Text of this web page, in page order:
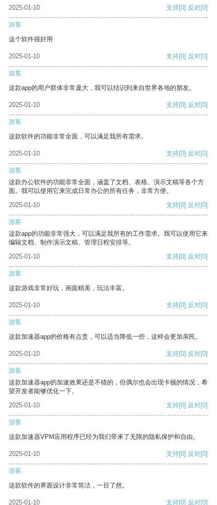
2025-01-10 支持[0] 反对[0]
游客
这个软件很好用
2025-01-10 支持[0] 反对[0]
游客
这款app的用户群体非常庞大，我可以结识到来自世界各地的朋友。
2025-01-10 支持[0] 反对[0]
游客
这款软件的功能非常全面，可以满足我所有需求。
2025-01-10 支持[0] 反对[0]
游客
这款办公软件的功能非常全面，涵盖了文档、表格、演示文稿等各个方
面。我可以使用它来完成日常办公的所有任务，非常方便。
2025-01-10
支持[0] 反对[0]
游客
这款app的功能非常强大，可以满足我所有的工作需求。我可以使用它来
编辑文档、制作演示文稿、管理日程安排等。
2025-01-10
支持[0] 反对[0]
游客
这款游戏非常好玩，画面精美，玩法丰富。
2025-01-10 支持[0] 反对[0]
游客
这款加速器app的价格有点贵，可以适当降低一些，这样会更加亲民。
2025-01-10 支持[0] 反对[0]
游客
这款加速器app的加速效果还是不错的，但偶尔也会出现卡顿的情况，希
望开发者能够优化一下。
2025-01-10
支持[0] 反对[0]
游客
这款加速器VPM应用程序已经为我们带来了无限的隐私保护和自由。
2025-01-10 支持[0] 反对[0]
游客
这款软件的界面设计非常简洁，一目了然。
2025-01-10 支持[0] 反对[0]